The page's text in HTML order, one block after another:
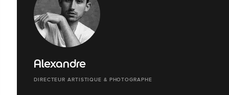
Alexandre
DIRECTEUR ARTISTIQUE & PHOTOGRAPHE